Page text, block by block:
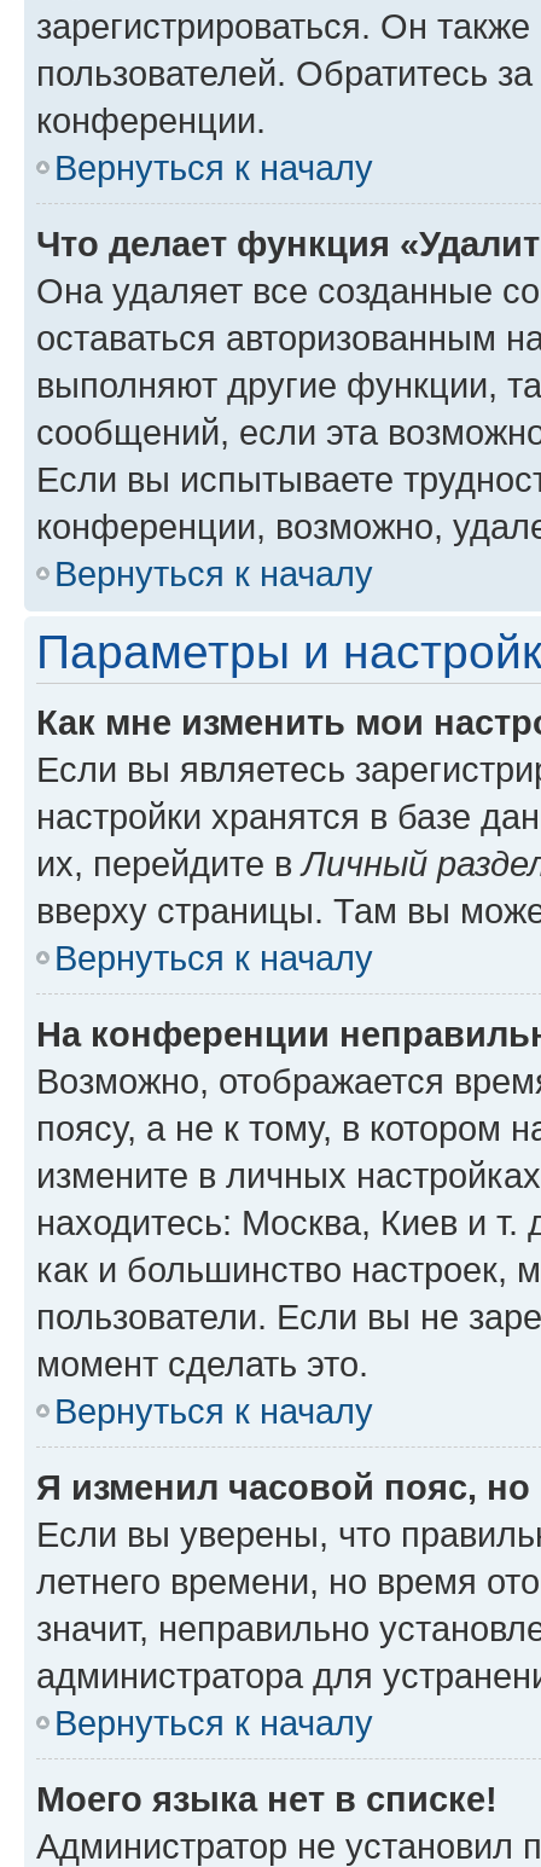
зарегистрироваться. Он
пользователей. Обратитесь
конференции.
Вернуться к началу
Что делает функция
Она удаляет все созданные
оставаться авторизованным
выполняют другие функции,
сообщений, если эта
Если вы испытываете
конференции, возможно,
Вернуться к началу
Параметры и
Как мне изменить мои
Если вы являетесь
настройки хранятся в базе
их, перейдите вЛичный
вверху страницы. Там вы
Вернуться к началу
На конференции
Возможно, отображается
поясу, а не к тому, в котором
измените в личных
находитесь: Москва, Киев и т.
как и большинство настроек,
пользователи. Если вы не
момент сделать это.
Вернуться к началу
Я изменил часовой пояс,
Если вы уверены, что
летнего времени, но время
значит, неправильно
администратора для
Вернуться к началу
Моего языка нет в списке!
Администратор не установил